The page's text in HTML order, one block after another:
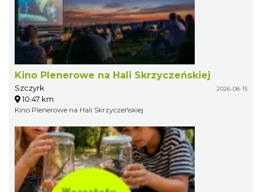
Kino Plenerowe na Hali Skrzyczeńskiej
Szczyrk 2026-08-15
10.47 km
Kino Plenerowe na Hali Skrzyczeńskiej